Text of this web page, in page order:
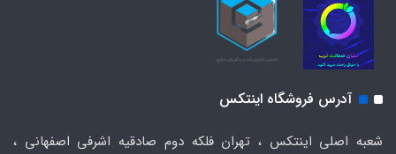
آدرس فروشگاه اینتکس
شعبه اصلی اینتکس ، تهران فلکه دوم صادقیه اشرفی اصفهانی ،